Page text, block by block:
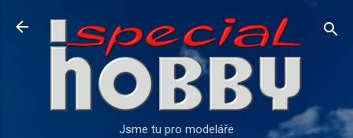
Přeskočit na hlavní obsah
Jsme tu pro modeláře